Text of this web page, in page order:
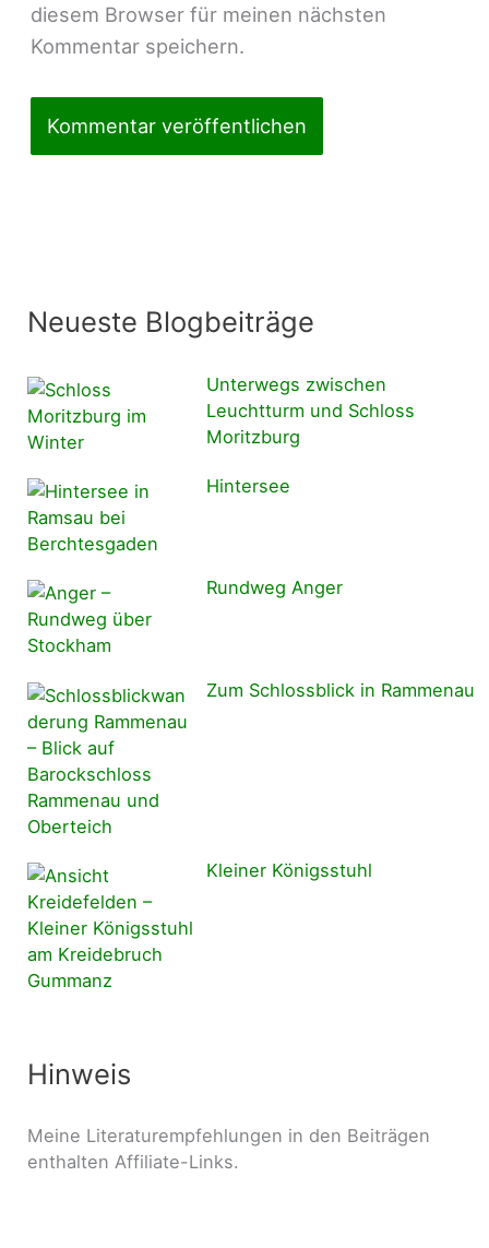
diesem Browser für meinen nächsten
Kommentar speichern.
Neueste Blogbeiträge
Unterwegs zwischen
Leuchtturm und Schloss
Moritzburg
Hintersee
Rundweg Anger
Zum Schlossblick in Rammenau
Kleiner Königsstuhl
Hinweis
Meine Literaturempfehlungen in den Beiträgen
enthalten Affiliate-Links.